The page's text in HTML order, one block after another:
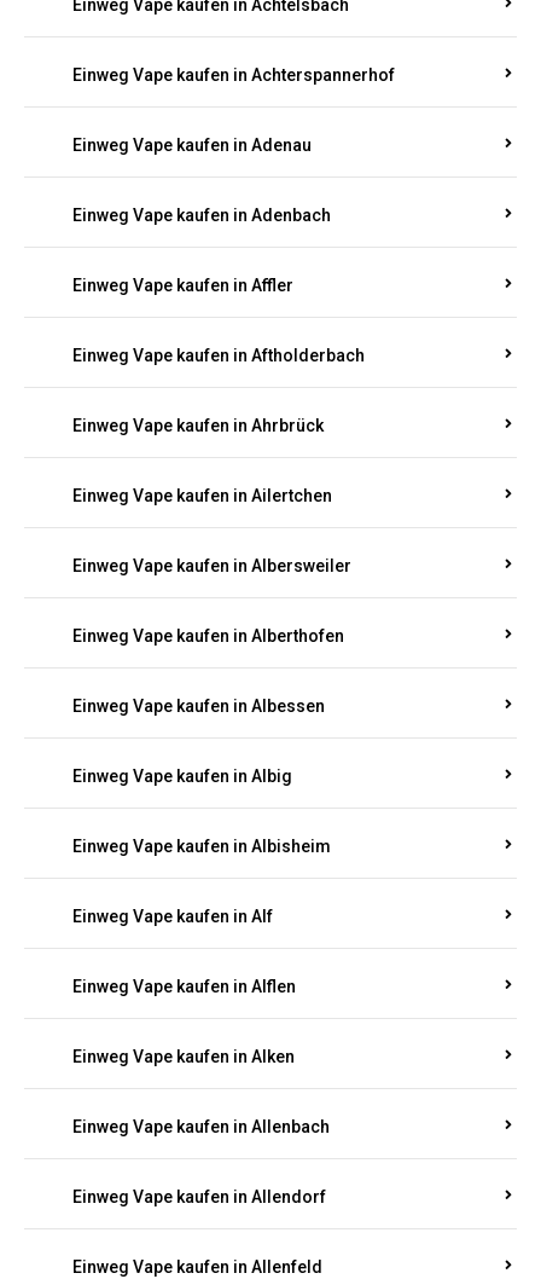
Einweg Vape kaufen in Achtelsbach
Einweg Vape kaufen in Achterspannerhof
Einweg Vape kaufen in Adenau
Einweg Vape kaufen in Adenbach
Einweg Vape kaufen in Affler
Einweg Vape kaufen in Aftholderbach
Einweg Vape kaufen in Ahrbrück
Einweg Vape kaufen in Ailertchen
Einweg Vape kaufen in Albersweiler
Einweg Vape kaufen in Alberthofen
Einweg Vape kaufen in Albessen
Einweg Vape kaufen in Albig
Einweg Vape kaufen in Albisheim
Einweg Vape kaufen in Alf
Einweg Vape kaufen in Alflen
Einweg Vape kaufen in Alken
Einweg Vape kaufen in Allenbach
Einweg Vape kaufen in Allendorf
Einweg Vape kaufen in Allenfeld